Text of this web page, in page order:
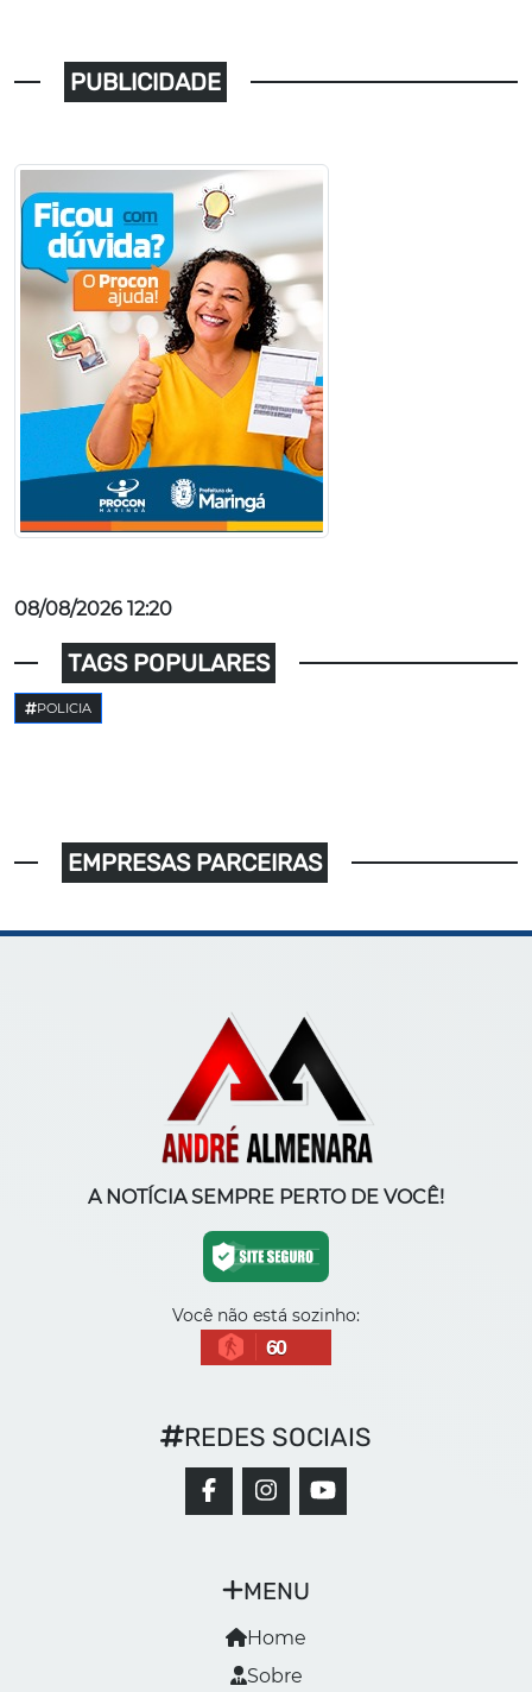
PUBLICIDADE
08/08/2026 12:20
TAGS POPULARES
POLICIA
EMPRESAS PARCEIRAS
A NOTÍCIA SEMPRE PERTO DE VOCÊ!
Você não está sozinho:
60
MENU
Home
Sobre
REDES SOCIAIS